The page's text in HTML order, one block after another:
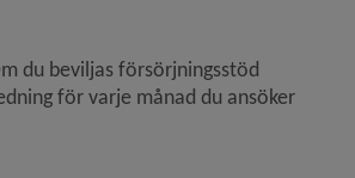
du beviljas försörjningsstöd
för varje månad du ansöker